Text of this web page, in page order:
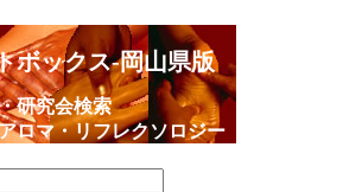
ボックス-岡山県版
研究会検索
ロマ・リフレクソロジー